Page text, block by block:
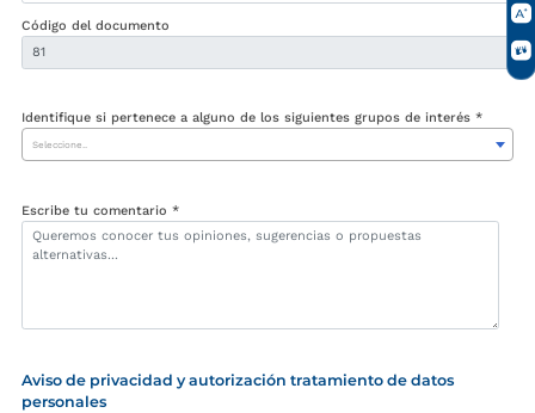
Código del documento
Identifique si pertenece a alguno de los siguientes grupos de interés *
Seleccione..
Escribe tu comentario *
Aviso de privacidad y autorización tratamiento de datos
personales